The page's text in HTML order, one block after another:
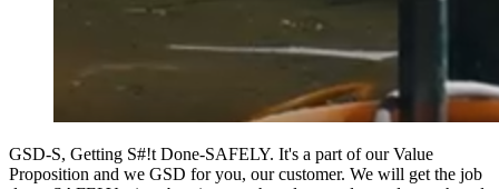
GSD-S, Getting S#!t Done-SAFELY. It's a part of our Value
Proposition and we GSD for you, our customer. We will get the job